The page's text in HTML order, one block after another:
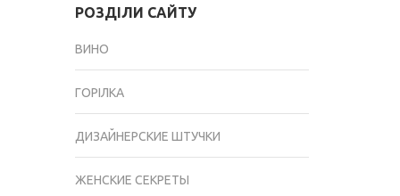
РОЗДІЛИ САЙТУ
ВИНО
ГОРІЛКА
ДИЗАЙНЕРСКИЕ ШТУЧКИ
ЖЕНСКИЕ СЕКРЕТЫ